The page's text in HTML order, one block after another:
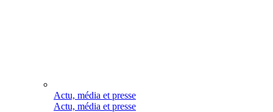
Actu, média et presse
Actu, média et presse